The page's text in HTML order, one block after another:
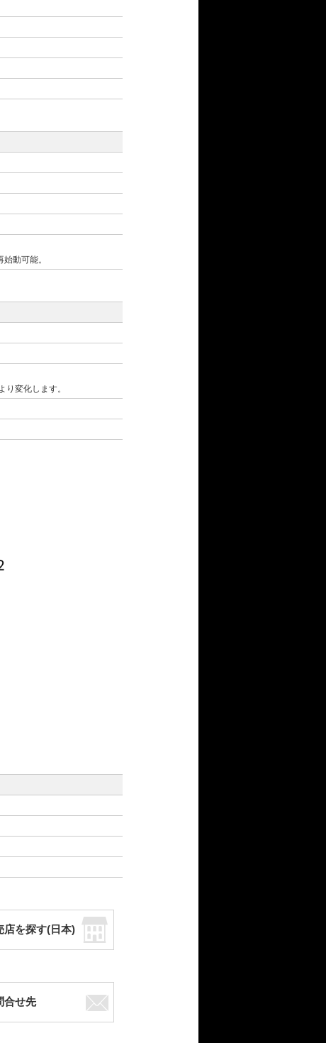
動可能。
変化します。
店を探す(日本)
合せ先